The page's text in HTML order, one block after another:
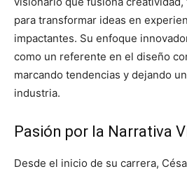
para transformar ideas en
impactantes. Su enfoque
como un referente en el diseño
marcando tendencias y dejando
industria.
Pasión por la Narrativa
Desde el inicio de su carrera,